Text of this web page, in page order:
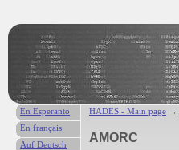
HADES - Main page →
AMORC
En Esperanto
En français
Auf Deutsch